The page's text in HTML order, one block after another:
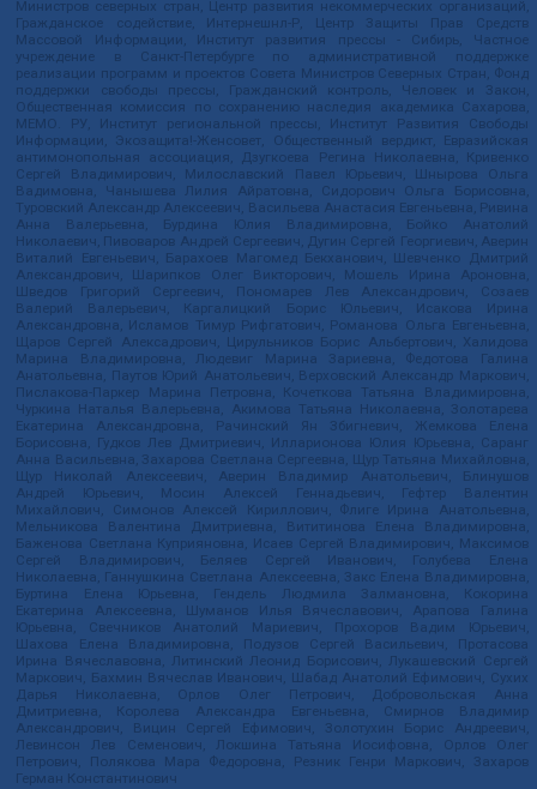
Министров северных стран, Центр развития некоммерческих организаций,
Гражданское содействие, Интернешнл-Р, Центр Защиты Прав Средств
Массовой Информации, Институт развития прессы - Сибирь, Частное
учреждение в Санкт-Петербурге по административной поддержке
реализации программ и проектов Совета Министров Северных Стран, Фонд
поддержки свободы прессы, Гражданский контроль, Человек и Закон,
Общественная комиссия по сохранению наследия академика Сахарова,
МЕМО. РУ, Институт региональной прессы, Институт Развития Свободы
Информации, Экозащита!-Женсовет, Общественный вердикт, Евразийская
антимонопольная ассоциация, Дзугкоева Регина Николаевна, Кривенко
Сергей Владимирович, Милославский Павел Юрьевич, Шнырова Ольга
Вадимовна, Чанышева Лилия Айратовна, Сидорович Ольга Борисовна,
Туровский Александр Алексеевич, Васильева Анастасия Евгеньевна, Ривина
Анна Валерьевна, Бурдина Юлия Владимировна, Бойко Анатолий
Николаевич, Пивоваров Андрей Сергеевич, Дугин Сергей Георгиевич, Аверин
Виталий Евгеньевич, Барахоев Магомед Бекханович, Шевченко Дмитрий
Александрович, Шарипков Олег Викторович, Мошель Ирина Ароновна,
Шведов Григорий Сергеевич, Пономарев Лев Александрович, Созаев
Валерий Валерьевич, Каргалицкий Борис Юльевич, Исакова Ирина
Александровна, Исламов Тимур Рифгатович, Романова Ольга Евгеньевна,
Щаров Сергей Алексадрович, Цирульников Борис Альбертович, Халидова
Марина Владимировна, Людевиг Марина Зариевна, Федотова Галина
Анатольевна, Паутов Юрий Анатольевич, Верховский Александр Маркович,
Пислакова-Паркер Марина Петровна, Кочеткова Татьяна Владимировна,
Чуркина Наталья Валерьевна, Акимова Татьяна Николаевна, Золотарева
Екатерина Александровна, Рачинский Ян Збигневич, Жемкова Елена
Борисовна, Гудков Лев Дмитриевич, Илларионова Юлия Юрьевна, Саранг
Анна Васильевна, Захарова Светлана Сергеевна, Щур Татьяна Михайловна,
Щур Николай Алексеевич, Аверин Владимир Анатольевич, Блинушов
Андрей Юрьевич, Мосин Алексей Геннадьевич, Гефтер Валентин
Михайлович, Симонов Алексей Кириллович, Флиге Ирина Анатольевна,
Мельникова Валентина Дмитриевна, Вититинова Елена Владимировна,
Баженова Светлана Куприяновна, Исаев Сергей Владимирович, Максимов
Сергей Владимирович, Беляев Сергей Иванович, Голубева Елена
Николаевна, Ганнушкина Светлана Алексеевна, Закс Елена Владимировна,
Буртина Елена Юрьевна, Гендель Людмила Залмановна, Кокорина
Екатерина Алексеевна, Шуманов Илья Вячеславович, Арапова Галина
Юрьевна, Свечников Анатолий Мариевич, Прохоров Вадим Юрьевич,
Шахова Елена Владимировна, Подузов Сергей Васильевич, Протасова
Ирина Вячеславовна, Литинский Леонид Борисович, Лукашевский Сергей
Маркович, Бахмин Вячеслав Иванович, Шабад Анатолий Ефимович, Сухих
Дарья Николаевна, Орлов Олег Петрович, Добровольская Анна
Дмитриевна, Королева Александра Евгеньевна, Смирнов Владимир
Александрович, Вицин Сергей Ефимович, Золотухин Борис Андреевич,
Левинсон Лев Семенович, Локшина Татьяна Иосифовна, Орлов Олег
Петрович, Полякова Мара Федоровна, Резник Генри Маркович, Захаров
Герман Константинович